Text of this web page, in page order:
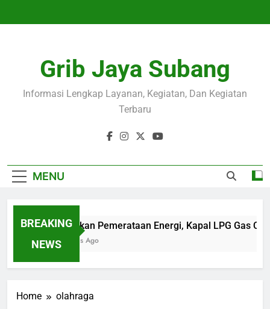
Grib Jaya Subang
Informasi Lengkap Layanan, Kegiatan, Dan Kegiatan
Terbaru
MENU
BREAKING
NEWS
Wujudkan Pemerataan Energi, Kapal LPG Gas
4 Months Ago
Home olahraga